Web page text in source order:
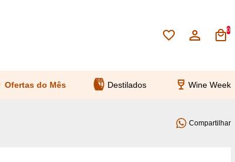
0
Ofertas do Mês Destilados Wine Week
Compartilhar